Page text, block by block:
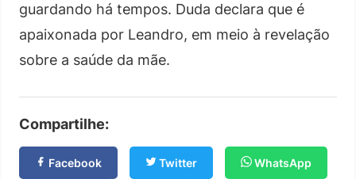
guardando há tempos. Duda declara que é
apaixonada por Leandro, em meio à revelação
sobre a saúde da mãe.
Compartilhe:
Facebook Twitter WhatsApp